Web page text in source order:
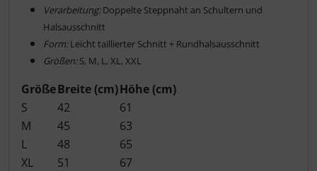
Verarbeitung:Doppelte Steppnaht an Schultern und
Halsausschnitt
Form:Leicht taillierter Schnitt + Rundhalsausschnitt
Größen:S, M, L, XL, XXL
GrößeBreite (cm)Höhe (cm)
S
42
61
M
45
63
L
48
65
XL
51
67